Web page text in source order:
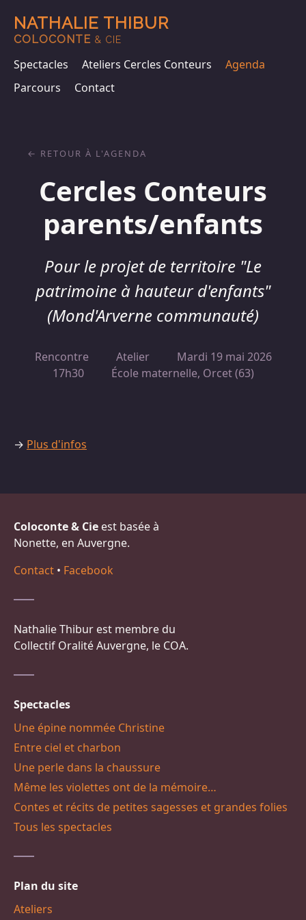
NATHALIE THIBUR
COLOCONTE & CIE
Spectacles Ateliers Cercles Conteurs
Agenda
Parcours
Contact
Cercles Conteurs
parents/enfants
Pour le projet de territoire "Le
patrimoine à hauteur d'enfants"
(Mond'Arverne communauté)
Rencontre Atelier
Mardi 19 mai 2026
17h30
École maternelle, Orcet (63)
RETOUR À L'AGENDA
→ Plus d'infos
Coloconte & Cie est basée à
Nonette, en Auvergne.
Contact • Facebook
Nathalie Thibur est membre du
Collectif Oralité Auvergne, le COA.
Spectacles
Une épine nommée Christine
Entre ciel et charbon
Une perle dans la chaussure
Même les violettes ont de la mémoire…
Contes et récits de petites sagesses et grandes folies
Tous les spectacles
Plan du site
Ateliers